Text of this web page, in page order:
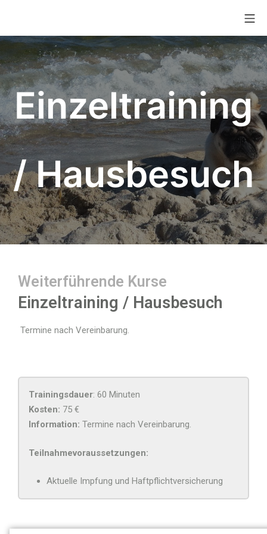
Einzeltraining
/ Hausbesuch
Weiterführende Kurse
Einzeltraining / Hausbesuch
Termine nach Vereinbarung.
Trainingsdauer: 60 Minuten
Kosten: 75 €
Information: Termine nach Vereinbarung.
Teilnahmevoraussetzungen:
Aktuelle Impfung und Haftpflichtversicherung